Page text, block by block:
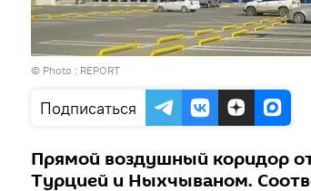
© Photo : REPORT
Подписаться
Прямой воздушный коридор
Турцией и Ныхчываном.